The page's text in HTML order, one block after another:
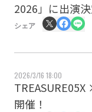
2026」に出演決
シェア
2026/3/16 18:00
開催！